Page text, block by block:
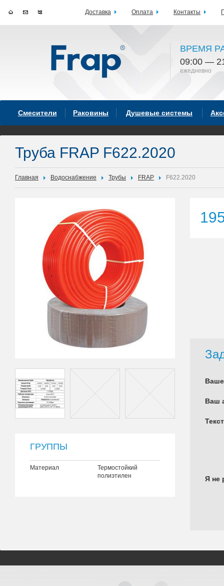
ВРЕМЯ
09:00 —
ежедневно
Смесители Раковины Душевые системы
Труба FRAP F622.2020
Главная Водоснабжение Трубы FRAP F622.2020
ГРУППЫ
Материал
Термостойкий
полиэтилен
Ваш
Я не
Доставка Оплата Контакты